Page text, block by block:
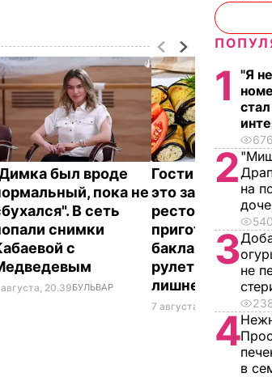
был вроде
пока не
В сеть
снимки
с
20.39БУЛЬВАР
Гости думают,
это закуска из
ресторана. Как
приготовить
баклажанные
рулетики без
лишнего жира
7 августа, 20.17 БУЛЬВАР
1
"Я
2 на
3не
4
в